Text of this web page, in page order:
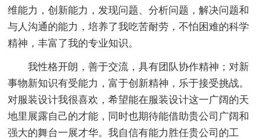
维能力，创新能力，发现问题、分析问题，解决问题和
与人沟通的能力，培养了我吃苦耐劳，不怕困难的科学
精神，丰富了我的专业知识。
我性格开朗，善于交流，具有团队协作精神；对新
事物新知识有受能力，富于创新精神，乐于接受挑战。
对服装设计我很喜欢，希望能在服装设计这一广阔的天
地里展露自己的才能，同时也期待能借助贵公司广阔和
强大的舞台一展才华。我自信有能力胜任贵公司的工